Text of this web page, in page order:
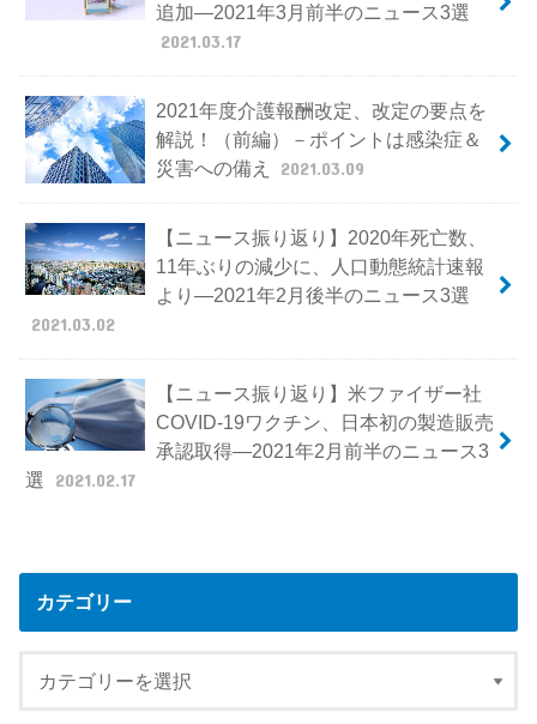
追加―2021年3月前半のニュース3選
2021.03.17
2021年度介護報酬改定、改定の要点を
解説！（前編）－ポイントは感染症＆
災害への備え
2021.03.09
【ニュース振り返り】2020年死亡数、
11年ぶりの減少に、人口動態統計速報
より―2021年2月後半のニュース3選
2021.03.02
【ニュース振り返り】米ファイザー社
COVID-19ワクチン、日本初の製造販売
承認取得―2021年2月前半のニュース3
選
2021.02.17
カテゴリー